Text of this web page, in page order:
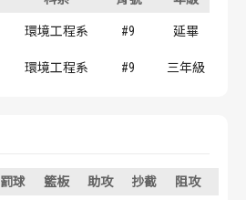
歷屆個人獎得主
歷屆個人獎得主
環境工程系 #9 延畢
環境工程系 #9 三年級
罰球 籃板 助攻 抄截 阻攻